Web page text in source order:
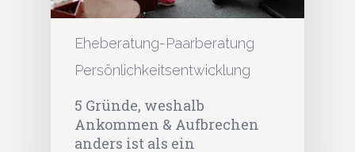
Eheberatung-Paarberatung
Persönlichkeitsentwicklung
5 Gründe, weshalb
Ankommen & Aufbrechen
anders ist als ein